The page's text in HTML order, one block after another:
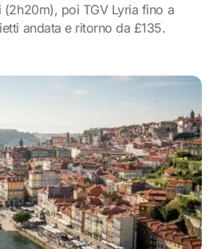
(2h20m), poi TGV Lyria fino a
andata e ritorno da £135.